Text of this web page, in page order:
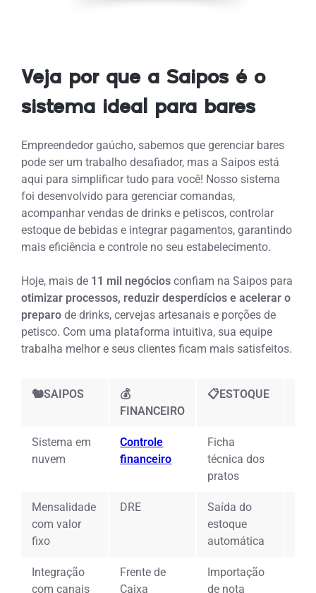
Veja por que a Saipos é o
sistema ideal para bares
Empreendedor gaúcho, sabemos que gerenciar bares
pode ser um trabalho desafiador, mas a Saipos está
aqui para simplificar tudo para você! Nosso sistema
foi desenvolvido paragerenciar comandas,
acompanhar vendas de drinks e petiscos, controlar
estoque de bebidas e integrar pagamentos, garantindo
mais eficiência e controle no seu estabelecimento.
Hoje, mais de 11 mil negócios confiam na Saipos para
otimizar processos, reduzir desperdícios e acelerar o
preparode drinks, cervejas artesanais e porções de
petisco. Com uma plataforma intuitiva, sua equipe
trabalha melhor e seus clientes ficam mais satisfeitos.
🐿️SAIPOS
💰
FINANCEIRO
📋ESTOQUE
Sistema em
nuvem
Controle
financeiro
Ficha
técnica dos
pratos
Mensalidade
com valor
fixo
DRE
Saída do
estoque
automática
Integração
com canais
Frente de
Caixa
Importação
de nota